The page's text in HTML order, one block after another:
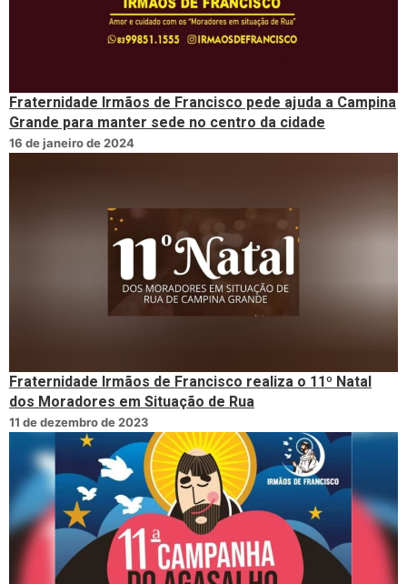
Fraternidade Irmãos de Francisco pede ajuda a Campina
Grande para manter sede no centro da cidade
16 de janeiro de 2024
Fraternidade Irmãos de Francisco realiza o 11º Natal
dos Moradores em Situação de Rua
11 de dezembro de 2023